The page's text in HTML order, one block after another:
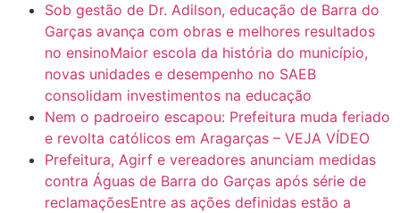
Sob gestão de Dr. Adilson, educação de Barra do
Garças avança com obras e melhores resultados
no ensinoMaior escola da história do município,
novas unidades e desempenho no SAEB
consolidam investimentos na educação
Nem o padroeiro escapou: Prefeitura muda feriado
e revolta católicos em Aragarças – VEJA VÍDEO
Prefeitura, Agirf e vereadores anunciam medidas
contra Águas de Barra do Garças após série de
reclamaçõesEntre as ações definidas estão a